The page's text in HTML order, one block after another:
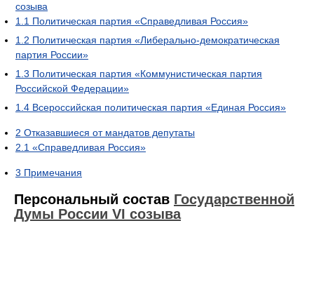
созыва
1.1 Политическая партия «Справедливая Россия»
1.2 Политическая партия «Либерально-демократическая
партия России»
1.3 Политическая партия «Коммунистическая партия
Российской Федерации»
1.4 Всероссийская политическая партия «Единая Россия»
2 Отказавшиеся от мандатов депутаты
2.1 «Справедливая Россия»
3 Примечания
Персональный состав Государственной
Думы России VI созыва